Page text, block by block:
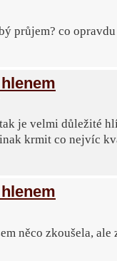
průjem? co
je velmi důležité
krmit co nejvíc
něco zkoušela, ale